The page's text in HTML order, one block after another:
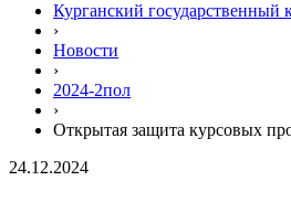
Курганский государственный
›
Новости
›
2024-2пол
›
Открытая защита курсовых
24.12.2024